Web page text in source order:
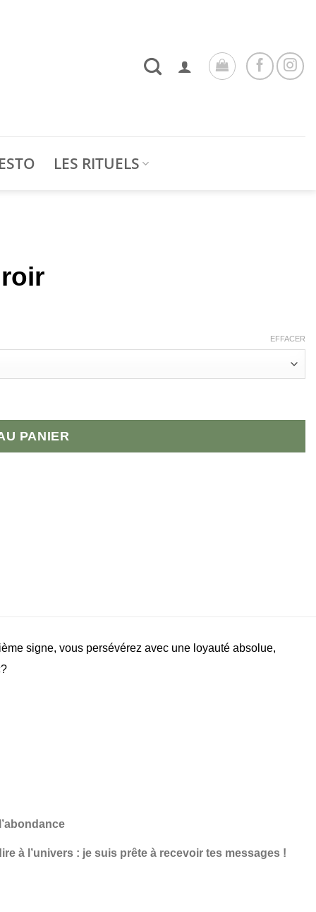
LES RITUELS
EFFACER
PANIER
signe, vous persévérez avec une loyauté absolue,
à l’univers : je suis prête à recevoir tes messages !